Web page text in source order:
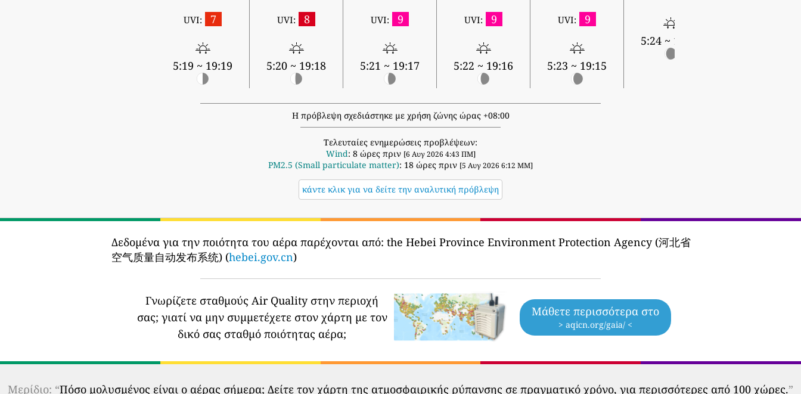
UVI: 7
5:19 ~ 19:19
UVI: 8
5:20 ~ 19:18
UVI: 9
5:21 ~ 19:17
UVI: 9
5:22 ~ 19:16
UVI: 9
5:23 ~ 19:15
5:24 ~ 19:13
Η πρόβλεψη σχεδιάστηκε με χρήση ζώνης ώρας +08:00
Τελευταίες ενημερώσεις προβλέψεων:
Wind: 8 ώρες πριν [6 Αυγ 2026 4:43 ΠΜ]
PM2.5 (Small particulate matter): 18 ώρες πριν [5 Αυγ 2026 6:12 ΜΜ]
κάντε κλικ για να δείτε την αναλυτική πρόβλεψη
Δεδομένα για την ποιότητα του αέρα παρέχονται από: the Hebei Province Environment Protection Agency (河北省
空气质量自动发布系统) (hebei.gov.cn)
Γνωρίζετε σταθμούς Air Quality στην περιοχή
σας; γιατί να μην συμμετέχετε στον χάρτη με τον
δικό σας σταθμό ποιότητας αέρα;
Μάθετε περισσότερα στο
> aqicn.org/gaia/ <
Μερίδιο: “Πόσο μολυσμένος είναι ο αέρας σήμερα; Δείτε τον χάρτη της ατμοσφαιρικής ρύπανσης σε πραγματικό χρόνο, για περισσότερες από 100 χώρες.”